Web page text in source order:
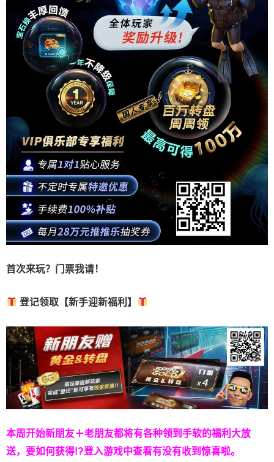
首次来玩？门票我请！
登记领取【新手迎新福利】
本周开始新朋友＋老朋友都将有各种领到手软的福利大放
送，要如何获得!?登入游戏中查看有没有收到惊喜啦。